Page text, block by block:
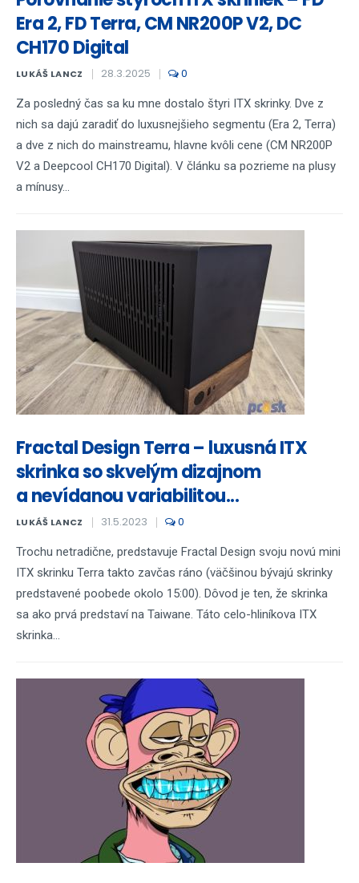
Era 2, FD Terra, CM NR200P V2, DC
CH170 Digital
LUKÁŠ LANCZ 28.3.2025 0
Za posledný čas sa ku mne dostalo štyri ITX skrinky. Dve z
nich sa dajú zaradiť do luxusnejšieho segmentu (Era 2, Terra)
a dve z nich do mainstreamu, hlavne kvôli cene (CM NR200P
V2 a Deepcool CH170 Digital). V článku sa pozrieme na plusy
a mínusy...
Fractal Design Terra – luxusná ITX
skrinka so skvelým dizajnom
a nevídanou variabilitou...
LUKÁŠ LANCZ 31.5.2023 0
Trochu netradične, predstavuje Fractal Design svoju novú mini
ITX skrinku Terra takto zavčas ráno (väčšinou bývajú skrinky
predstavené poobede okolo 15:00). Dôvod je ten, že skrinka
sa ako prvá predstaví na Taiwane. Táto celo-hliníkova ITX
skrinka...